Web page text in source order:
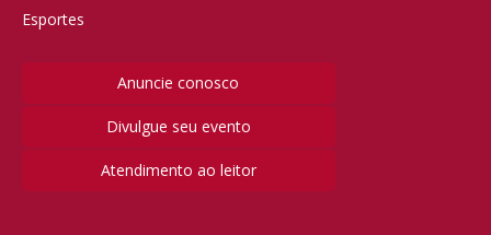
Esportes
Anuncie conosco
Divulgue seu evento
Atendimento ao leitor